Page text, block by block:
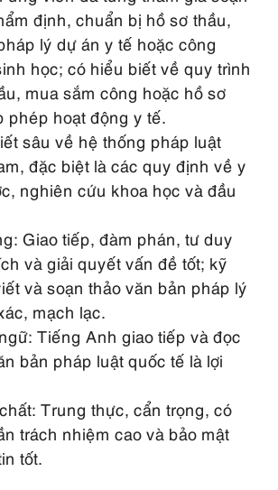
định, chuẩn bị hồ sơ thầu,
lý dự án y tế hoặc công
học; có hiểu biết về quy trình
mua sắm công hoặc hồ sơ
phép hoạt động y tế.
sâu về hệ thống pháp luật
đặc biệt là các quy định về y
nghiên cứu khoa học và đầu
Giao tiếp, đàm phán, tư duy
và giải quyết vấn đề tốt; kỹ
và soạn thảo văn bản pháp lý
mạch lạc.
Tiếng Anh giao tiếp và đọc
bản pháp luật quốc tế là lợi
Trung thực, cẩn trọng, có
trách nhiệm cao và bảo mật
tốt.